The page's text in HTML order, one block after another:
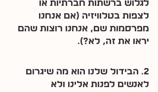
לגלוש ברשתות חברתיות או
לצפות בטלוויזיה (אם אנחנו
מפרסמות שם, אנחנו רוצות שהם
יראו את זה, לא?).
2. הבידול שלנו הוא מה שיגרום
לאנשים לפנות אלינו ולא